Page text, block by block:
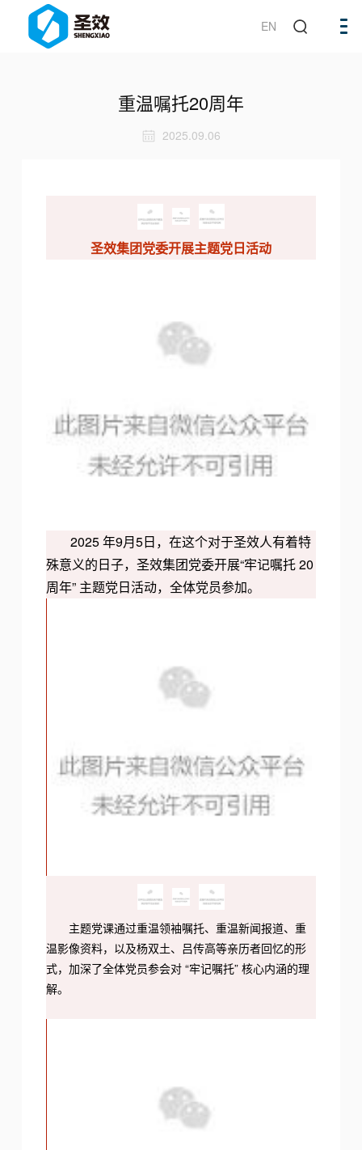
EN
重温嘱托20周年
2025.09.06
圣效集团党委开展主题党日活动
2025 年9月5日，在这个对于圣效人有着特
殊意义的日子，圣效集团党委开展“牢记嘱托 20
周年” 主题党日活动，全体党员参加。
主题党课通过重温领袖嘱托、重温新闻报道、重
温影像资料，以及杨双土、吕传高等亲历者回忆的形
式，加深了全体党员参会对 “牢记嘱托” 核心内涵的理
解。